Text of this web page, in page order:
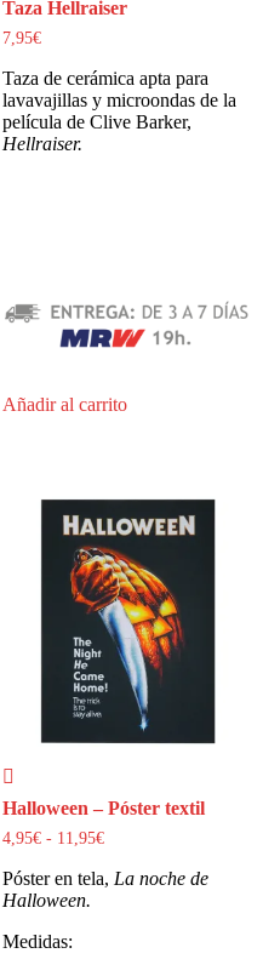
Taza Hellraiser
7,95€
Taza de cerámica apta para
lavavajillas y microondas de la
película de Clive Barker,
Hellraiser.
Añadir al carrito
Halloween – Póster textil
4,95€ - 11,95€Rango
precios:
Póster en tela, La noche de
Halloween.
Medidas: